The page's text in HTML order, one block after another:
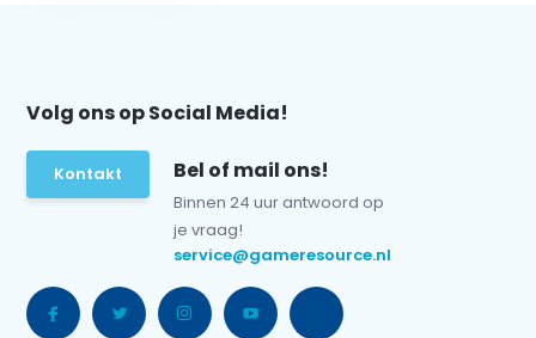
Volg ons op Social Media!
Kontakt Bel of mail ons!
Binnen 24 uur antwoord op
je vraag!
service@gameresource.nl